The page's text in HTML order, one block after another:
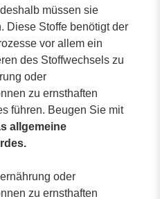
müssen sie
Diese Stoffe benötigt der
vor allem ein
des Stoffwechsels zu
oder
zu ernsthaften
führen. Beugen Sie mit
allgemeine
oder
zu ernsthaften